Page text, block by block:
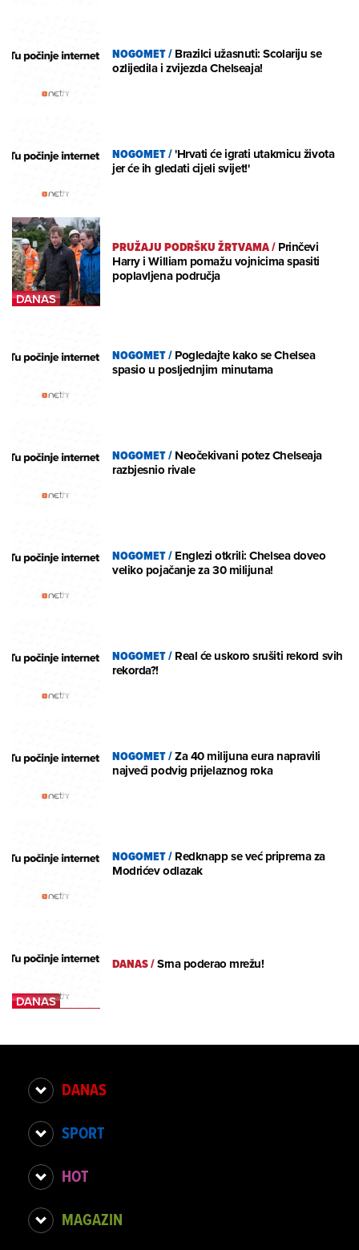
NOGOMET/Brazilci užasnuti: Scolariju se
ozlijedila i zvijezda Chelseaja!
NOGOMET/'Hrvati će igrati utakmicu života
jer će ih gledati cijeli svijet!'
PRUŽAJU PODRŠKU ŽRTVAMA/Prinčevi
Harry i William pomažu vojnicima spasiti
poplavljena područja
NOGOMET/Pogledajte kako se Chelsea
spasio u posljednjim minutama
NOGOMET/Neočekivani potez Chelseaja
razbjesnio rivale
NOGOMET/Englezi otkrili: Chelsea doveo
veliko pojačanje za 30 milijuna!
NOGOMET/Real će uskoro srušiti rekord svih
rekorda?!
NOGOMET/Za 40 milijuna eura napravili
najveći podvig prijelaznog roka
NOGOMET/Redknapp se već priprema za
Modrićev odlazak
DANAS/Srna poderao mrežu!
DANAS
SPORT
HOT
MAGAZIN